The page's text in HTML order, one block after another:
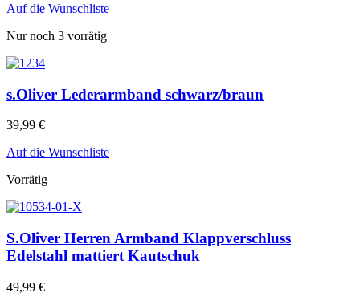
Auf die Wunschliste
Nur noch 3 vorrätig
s.Oliver Lederarmband schwarz/braun
39,99 €
Auf die Wunschliste
Vorrätig
S.Oliver Herren Armband Klappverschluss
Edelstahl mattiert Kautschuk
49,99 €